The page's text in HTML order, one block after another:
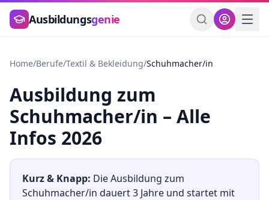
Zum Hauptinhalt springen
Ausbildungsgenie
Home/Berufe/Textil & Bekleidung/Schuhmacher/in
Ausbildung zum
Schuhmacher/in – Alle
Infos 2026
Kurz & Knapp: Die Ausbildung zum
Schuhmacher/in dauert3 Jahre und startet mit